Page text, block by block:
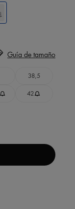
38,5
42
Guía de tamaño